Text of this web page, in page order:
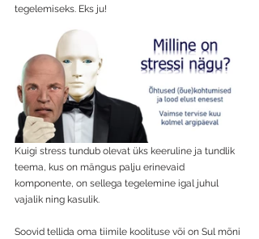
tegelemiseks. Eks ju!
Kuigi stress tundub olevat üks keeruline ja tundlik
teema, kus on mängus palju erinevaid
komponente, on sellega tegelemine igal juhul
vajalik ning kasulik.
Soovid tellida oma tiimile koolituse või on Sul mõni